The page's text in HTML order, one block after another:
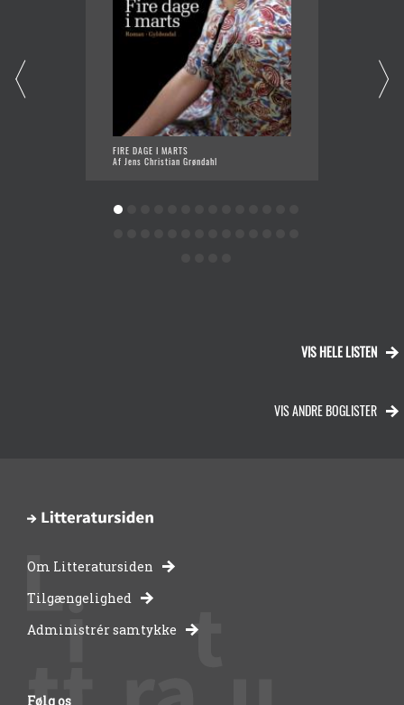
FIRE DAGE I MARTS
Af Jens Christian Grøndahl
VIS HELE LISTEN
VIS ANDRE BOGLISTER
-
bibliotekernes
side
Om Litteratursiden
Tilgængelighed
Administrér samtykke
Følg os